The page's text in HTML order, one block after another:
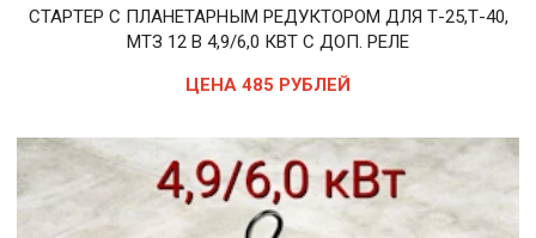
СТАРТЕР С ПЛАНЕТАРНЫМ РЕДУКТОРОМ ДЛЯ Т-25,Т-40,
МТЗ 12 В 4,9/6,0 КВТ С ДОП. РЕЛЕ
ЦЕНА 485 РУБЛЕЙ